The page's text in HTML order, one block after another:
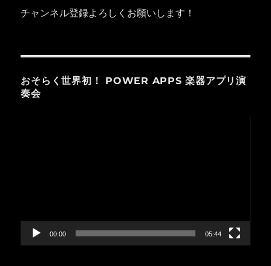
チャンネル登録よろしくお願いします！
おそらく世界初！ POWER APPS 楽器アプリ演
奏会
ー
00:00 05:44